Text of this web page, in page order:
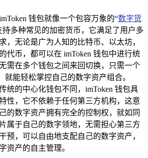
钱包就像一个包容万象的“数字货
持多种常见的加密货币，它满足了用户多
，无论是广为人知的比特币、以太坊，
代币，都可以在 imToken 钱包中进行统
需在多个钱包之间来回切换，只需一个
就能轻松掌控自己的数字资产组合。
统的中心化钱包不同，imToken 钱包具
性，它不依赖于任何第三方机构，这意
的数字资产拥有完全的控制权，就如同
属于自己的数字领地，无需担心第三方
预，可以自由地支配自己的数字资产，
资产的自主管理。